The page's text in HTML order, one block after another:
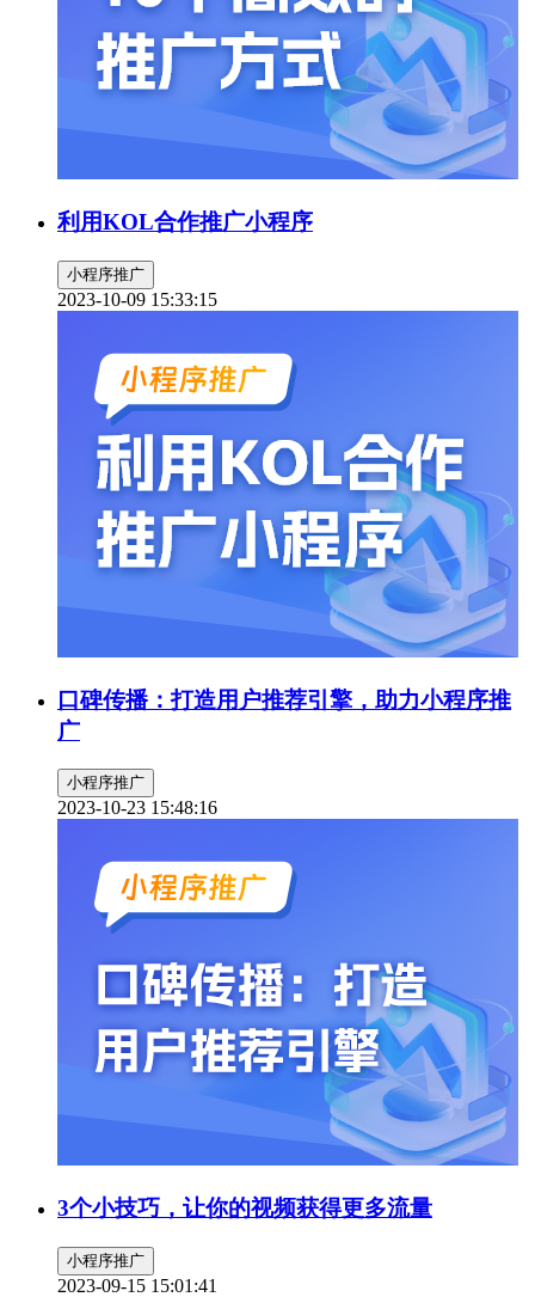
利用KOL合作推广小程序
小程序推广
2023-10-09 15:33:15
口碑传播：打造用户推荐引擎，助力小程序推
广
小程序推广
2023-10-23 15:48:16
3个小技巧，让你的视频获得更多流量
小程序推广
2023-09-15 15:01:41